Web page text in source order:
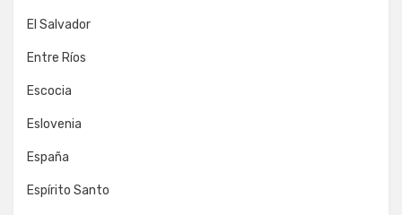
El Salvador
Entre Ríos
Escocia
Eslovenia
España
Espírito Santo